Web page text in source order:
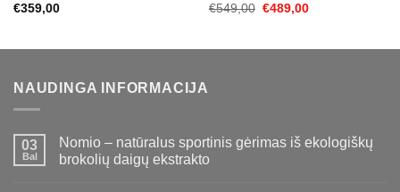
€359,00
€549,00 Original
€489,00Current
NAUDINGA INFORMACIJA
03
Bal
Nomio – natūralus sportinis gėrimas iš ekologiškų
brokolių daigų ekstrakto